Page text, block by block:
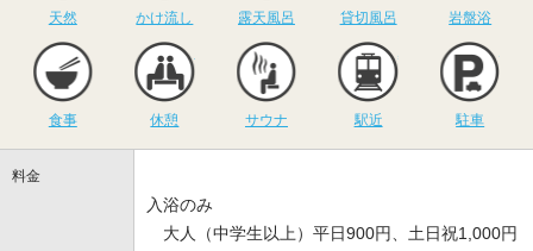
天然 かけ流し 露天風呂 貸切風呂 岩盤浴
食事 休憩
サウナ
サウナ 駅近 駐車
料金
入浴のみ
大人（中学生以上）平日900円、土日祝1,000円